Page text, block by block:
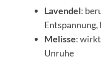
Lavendel:
Melisse:
Unruhe